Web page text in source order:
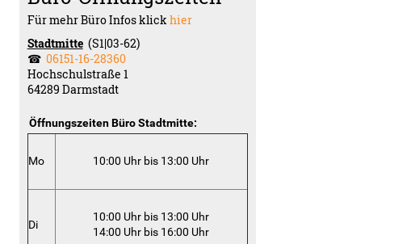
Für mehr Büro Infos klickhier
Stadtmitte(S1|03-62)
☎ 06151-16-28360
Hochschulstraße 1
64289 Darmstadt
Öffnungszeiten Büro Stadtmitte:
Mo 10:00 Uhr bis 13:00 Uhr
Di
10:00 Uhr bis 13:00 Uhr
14:00 Uhr bis 16:00 Uhr